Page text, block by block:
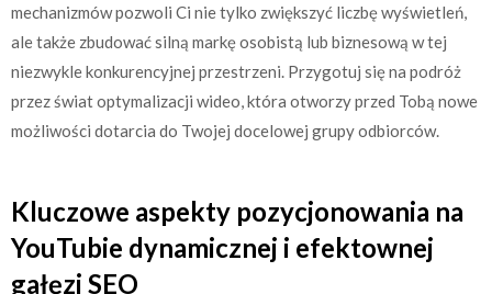
mechanizmów pozwoli Ci nie tylko zwiększyć liczbę wyświetleń,
ale także zbudować silną markę osobistą lub biznesową w tej
niezwykle konkurencyjnej przestrzeni. Przygotuj się na podróż
przez świat optymalizacji wideo, która otworzy przed Tobą nowe
możliwości dotarcia do Twojej docelowej grupy odbiorców.
Kluczowe aspekty pozycjonowania na
YouTubie dynamicznej i efektownej
gałęzi SEO